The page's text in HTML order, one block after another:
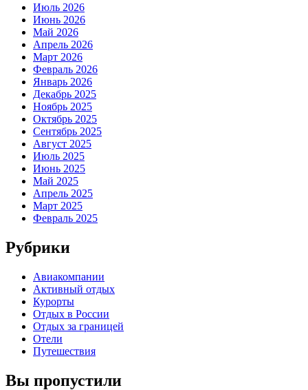
Июль 2026
Июнь 2026
Май 2026
Апрель 2026
Март 2026
Февраль 2026
Январь 2026
Декабрь 2025
Ноябрь 2025
Октябрь 2025
Сентябрь 2025
Август 2025
Июль 2025
Июнь 2025
Май 2025
Апрель 2025
Март 2025
Февраль 2025
Рубрики
Авиакомпании
Активный отдых
Курорты
Отдых в России
Отдых за границей
Отели
Путешествия
Вы пропустили